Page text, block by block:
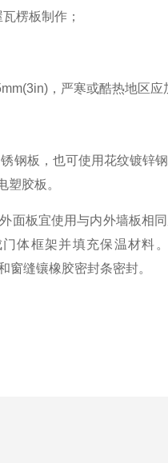
楞板制作；
，严寒或酷热地区应
钢板，也可使用花纹镀锌
胶板。
面板宜使用与内外墙板相
体框架并填充保温材料
缝镶橡胶密封条密封。